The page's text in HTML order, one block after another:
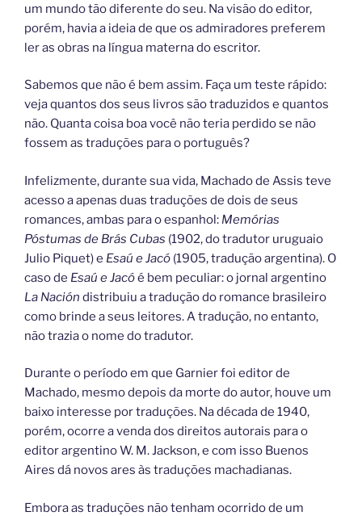
um mundo tão diferente do seu. Na visão do editor,
porém, havia a ideia de que os admiradores preferem
ler as obras na língua materna do escritor.
Sabemos que não é bem assim. Faça um teste rápido:
veja quantos dos seus livros são traduzidos e quantos
não. Quanta coisa boa você não teria perdido se não
fossem as traduções para o português?
Infelizmente, durante sua vida, Machado de Assis teve
acesso a apenas duas traduções de dois de seus
romances, ambas para o espanhol: Memórias
Póstumas de Brás Cubas (1902, do tradutor uruguaio
Julio Piquet) e Esaú e Jacó (1905, tradução argentina). O
caso de Esaú e Jacóé bem peculiar: o jornal argentino
La Nación distribuiu a tradução do romance brasileiro
como brinde a seus leitores. A tradução, no entanto,
não trazia o nome do tradutor.
Durante o período em que Garnier foi editor de
Machado, mesmo depois da morte do autor, houve um
baixo interesse por traduções. Na década de 1940,
porém, ocorre a venda dos direitos autorais para o
editor argentino W. M. Jackson, e com isso Buenos
Aires dá novos ares às traduções machadianas.
Embora as traduções não tenham ocorrido de um